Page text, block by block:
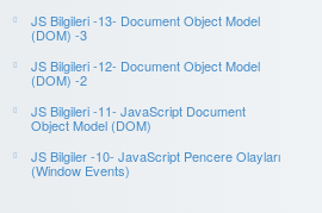
JS Bilgileri -13- Document Object Model
(DOM) -3
JS Bilgileri -12- Document Object Model
(DOM) -2
JS Bilgileri -11- JavaScript Document
Object Model (DOM)
JS Bilgiler -10- JavaScript Pencere Olayları
(Window Events)